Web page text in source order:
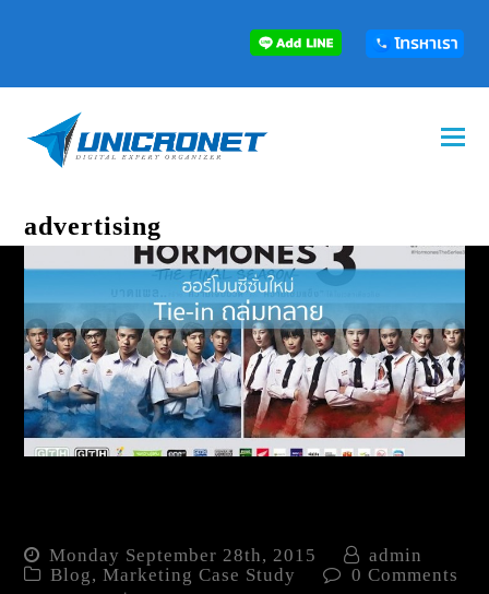
advertising
Monday September 28th, 2015
admin
Blog,Marketing Case Study 0 Comments